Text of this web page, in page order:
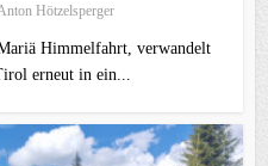
Hötzelsperger
Himmelfahrt, verwandelt
erneut in ein...